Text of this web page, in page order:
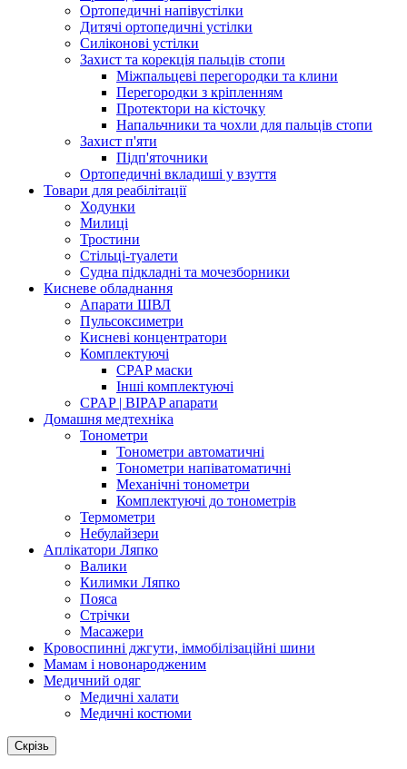
Ортопедичні напівустілки
Дитячі ортопедичні устілки
Силіконові устілки
Захист та корекція пальців стопи
Міжпальцеві перегородки та клини
Перегородки з кріпленням
Протектори на кісточку
Напальчники та чохли для пальців стопи
Захист п'яти
Підп'яточники
Ортопедичні вкладиші у взуття
Товари для реабілітації
Ходунки
Милиці
Тростини
Стільці-туалети
Судна підкладні та мочезборники
Кисневе обладнання
Апарати ШВЛ
Пульсоксиметри
Кисневі концентратори
Комплектуючі
CPAP маски
Інші комплектуючі
CPAP | BIPAP апарати
Домашня медтехніка
Тонометри
Тонометри автоматичні
Тонометри напіватоматичні
Механічні тонометри
Комплектуючі до тонометрів
Термометри
Небулайзери
Аплікатори Ляпко
Валики
Килимки Ляпко
Пояса
Стрічки
Масажери
Кровоспинні джгути, іммобілізаційні шини
Мамам і новонародженим
Медичний одяг
Медичні халати
Медичні костюми
Скрізь